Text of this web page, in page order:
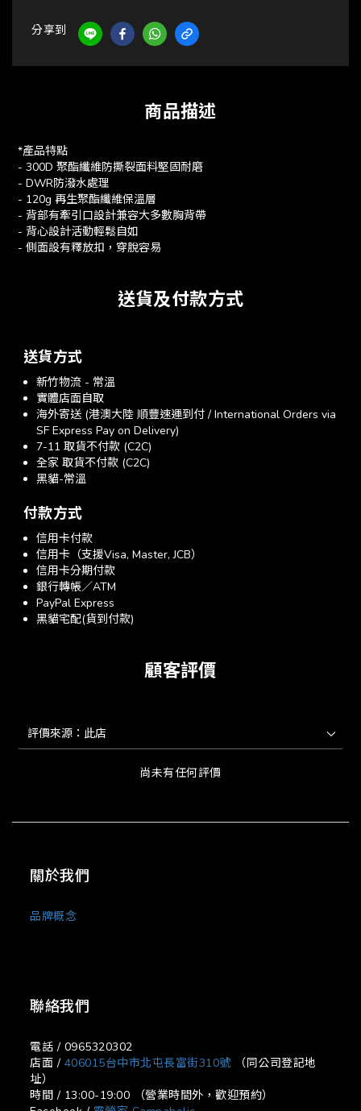
分享到
商品描述
*產品特點
- 300D 聚酯纖維防撕裂面料堅固耐磨
- DWR防潑水處理
- 120g 再生聚酯纖維保溫層
- 背部有牽引口設計兼容大多數胸背帶
- 背心設計活動輕鬆自如
- 側面設有釋放扣，穿脫容易
送貨及付款方式
送貨方式
新竹物流 - 常溫
實體店面自取
海外寄送 (港澳大陸 順豐速運到付 / International Orders via
SF Express Pay on Delivery)
7-11 取貨不付款 (C2C)
全家 取貨不付款 (C2C)
黑貓-常溫
付款方式
信用卡付款
信用卡（支援Visa, Master, JCB）
信用卡分期付款
銀行轉帳／ATM
PayPal Express
黑貓宅配(貨到付款)
顧客評價
尚未有任何評價
關於我們
品牌概念
聯絡我們
電話 / 0965320302
店面 / 406015台中市北屯長富街310號（同公司登記地
址）
時間 / 13:00-19:00 （營業時間外，歡迎預約）